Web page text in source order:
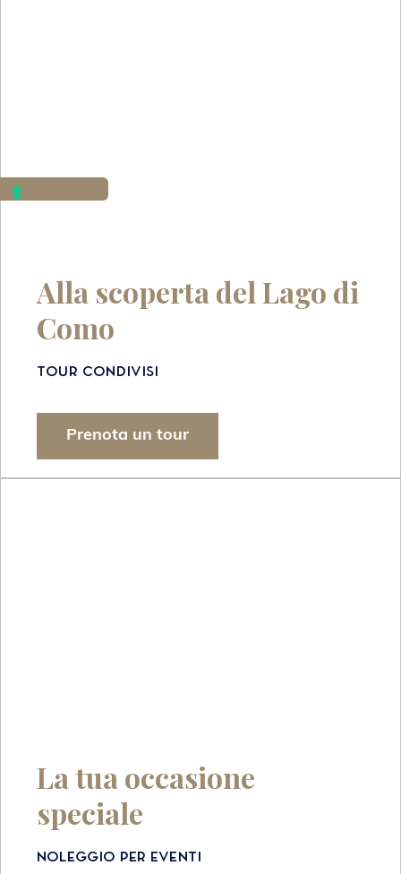
Alla scoperta del Lago di
Como
Tour condivisi
Prenota un tour
La tua occasione
speciale
Noleggio per eventi